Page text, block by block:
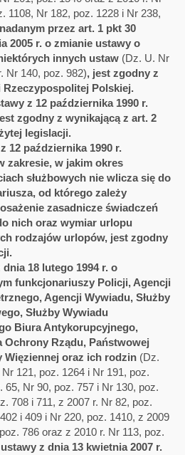
1108, Nr 182, poz. 1228 i Nr 238,
przez art. 1 pkt 30
2005 r. o zmianie ustawy o
innych ustaw (Dz. U. Nr
Nr 140, poz. 982), jest zgodny z
Polskiej.
z 12 października 1990 r.
zgodny z wynikającą z art. 2
legislacji.
12 października 1990 r.
zakresie, w jakim okres
służbowych nie wlicza się do
od którego zależy
zasadnicze świadczeń
nich oraz wymiar urlopu
rodzajów urlopów, jest zgodny
18 lutego 1994 r. o
funkcjonariuszy Policji, Agencji
Agencji Wywiadu, Służby
Służby Wywiadu
Biura Antykorupcyjnego,
Rządu, Państwowej
Więziennej oraz ich rodzin (Dz.
121, poz. 1264 i Nr 191, poz.
65, Nr 90, poz. 757 i Nr 130, poz.
708 i 711, z 2007 r. Nr 82, poz.
i 409 i Nr 220, poz. 1410, z 2009
786 oraz z 2010 r. Nr 113, poz.
z dnia 13 kwietnia 2007 r.